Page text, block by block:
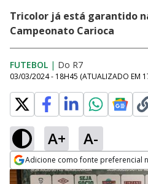
Tricolor já está garantido
Campeonato Carioca
FUTEBOL | Do R7
03/03/2024 - 18H45 (ATUALIZADO EM
A+ A-
Adicione como fonte preferencial
Opens in new window